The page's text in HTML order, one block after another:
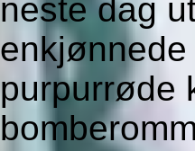
neste dag
purpurrøde